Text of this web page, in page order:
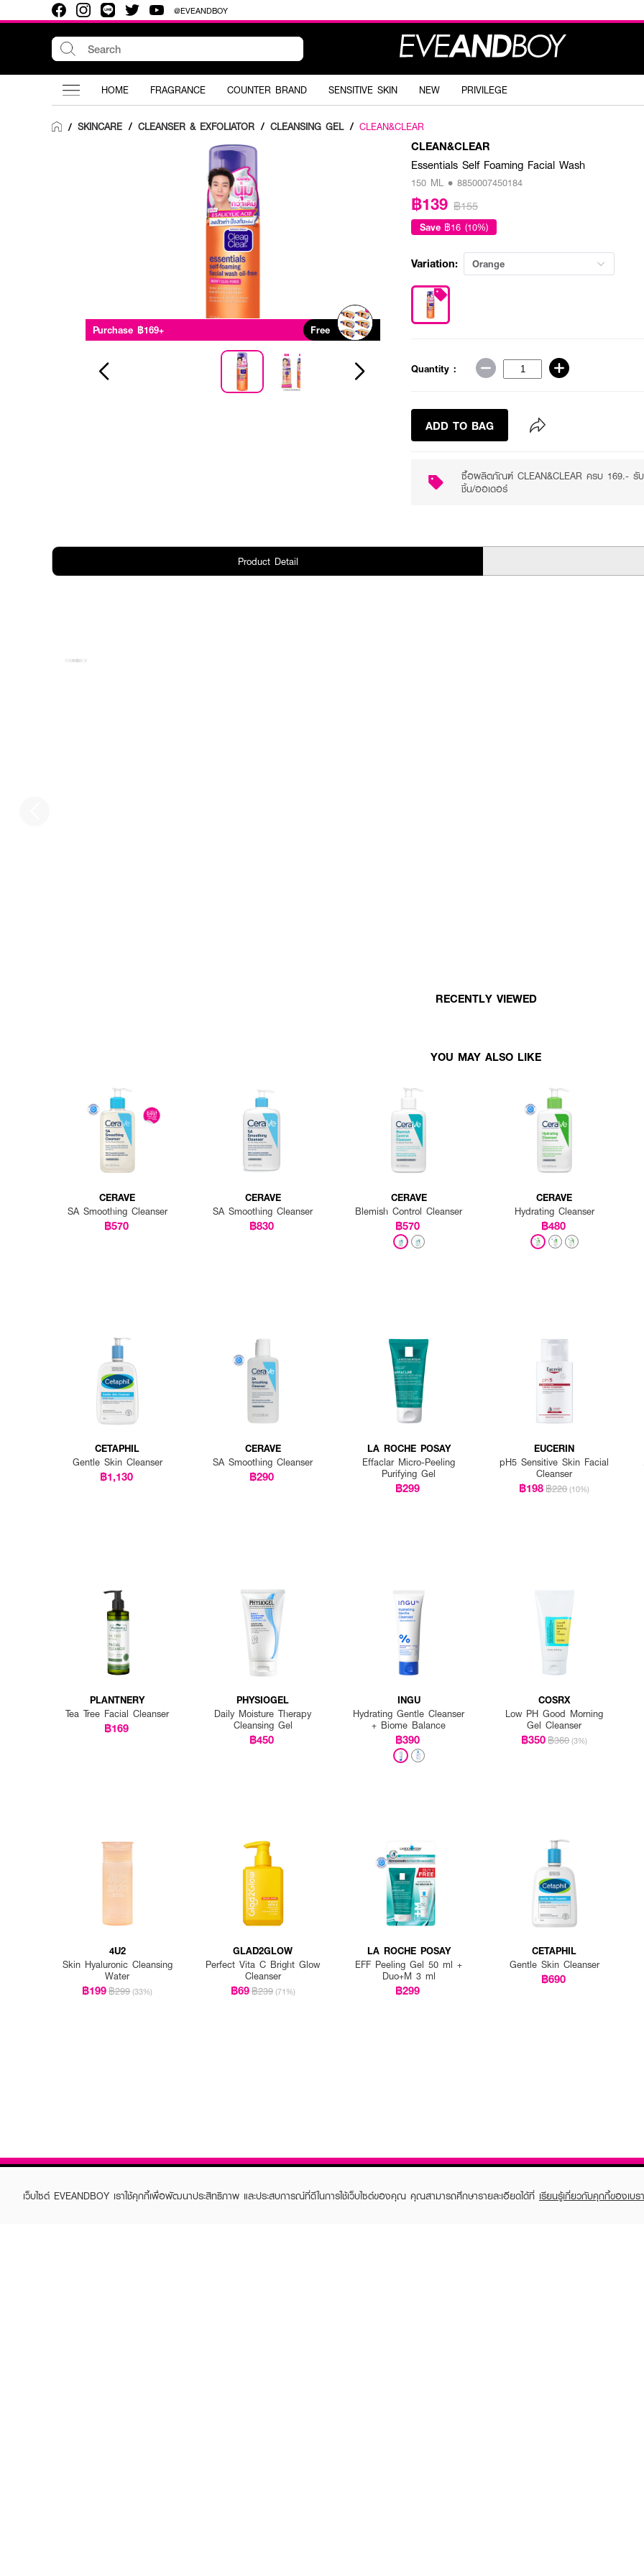
@EVEANDBOY
HOME FRAGRANCE COUNTER BRAND SENSITIVE SKIN NEW PRIVILEGE
/ SKINCARE / CLEANSER & EXFOLIATOR / CLEANSING GEL / CLEAN&CLEAR
Purchase ฿169+ Free
CLEAN&CLEAR
Essentials Self Foaming Facial Wash
150 ML • 8850007450184
฿139 ฿155
Save ฿16 (10%)
Variation: Orange
Quantity :
ADD TO BAG
ซื้อผลิตภัณฑ์ CLEAN&CLEAR ครบ 169.- รับ
ชิ้น/ออเดอร์
Product Detail
RECENTLY VIEWED
YOU MAY ALSO LIKE
CERAVE
SA Smoothing Cleanser
฿570
CERAVE
SA Smoothing Cleanser
฿830
CERAVE
Blemish Control Cleanser
฿570
CERAVE
Hydrating Cleanser
฿480
CETAPHIL
Gentle Skin Cleanser
฿1,130
CERAVE
SA Smoothing Cleanser
฿290
LA ROCHE POSAY
Effaclar Micro-Peeling
Purifying Gel
฿299
EUCERIN
pH5 Sensitive Skin Facial
Cleanser
฿198฿220 (10%)
PLANTNERY
Tea Tree Facial Cleanser
฿169
PHYSIOGEL
Daily Moisture Therapy
Cleansing Gel
฿450
INGU
Hydrating Gentle Cleanser
+ Biome Balance
฿390
COSRX
Low PH Good Morning
Gel Cleanser
฿350฿360 (3%)
4U2
Skin Hyaluronic Cleansing
Water
฿199฿299 (33%)
GLAD2GLOW
Perfect Vita C Bright Glow
Cleanser
฿69฿239 (71%)
LA ROCHE POSAY
EFF Peeling Gel 50 ml +
Duo+M 3 ml
฿299
CETAPHIL
Gentle Skin Cleanser
฿690
เว็บไซต์ EVEANDBOY เราใช้คุกกี้เพื่อพัฒนาประสิทธิภาพ และประสบการณ์ที่ดีในการใช้เว็บไซต์ของคุณ คุณสามารถศึกษารายละเอียดได้ที่ เรียนรู้เกี่ยวกับคุกกี้ของเบร